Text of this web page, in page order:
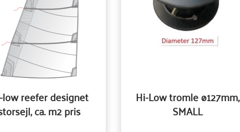
reefer designet
ca. m2 pris
Hi-Low tromle ø127mm,
SMALL